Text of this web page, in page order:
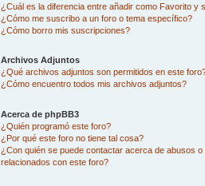
¿Cuál es la diferencia entre añadir como Favorito y
¿Cómo me suscribo a un foro o tema específico?
¿Cómo borro mis suscripciones?
Archivos Adjuntos
¿Qué archivos adjuntos son permitidos en este
¿Cómo encuentro todos mis archivos adjuntos?
Acerca de phpBB3
¿Quién programó este foro?
¿Por qué este foro no tiene tal cosa?
¿Con quién se puede contactar acerca de abusos o
relacionados con este foro?